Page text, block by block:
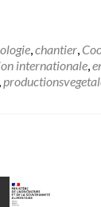
,chantier,
internationale,
,